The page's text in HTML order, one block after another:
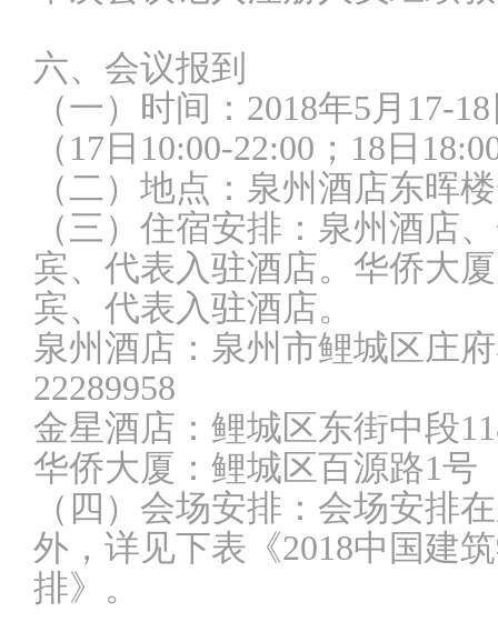
六、会议报到
（一）时间：2018年5月17-
（17日10:00-22:00；18日
（二）地点：泉州酒店东晖
（三）住宿安排：泉州酒店
宾、代表入驻酒店。华侨大
宾、代表入驻酒店。
泉州酒店：泉州市鲤城区庄
22289958
金星酒店：鲤城区东街中段
华侨大厦：鲤城区百源路1
（四）会场安排：会场安排
外，详见下表《2018中国建
排》。